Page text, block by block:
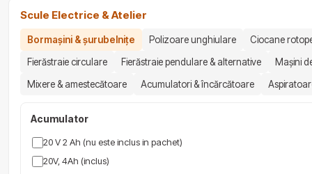
Scule Electrice & Atelier
Bormașini & șurubelnițe Polizoare unghiulare
Ciocane
Fierăstraie circulare
Fierăstraie pendulare & alternative
Mașini
Mixere & amestecătoare
Acumulatori & încărcătoare
Acumulator
20 V 2 Ah (nu este inclus in pachet)
20V, 4Ah (inclus)